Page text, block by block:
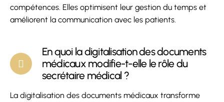
compétences. Elles optimisent leur gestion du temps et
améliorent la communication avec les patients.
En quoi la digitalisation des documents
médicaux modifie-t-elle le rôle du
secrétaire médical ?
La digitalisation des documents médicaux transforme